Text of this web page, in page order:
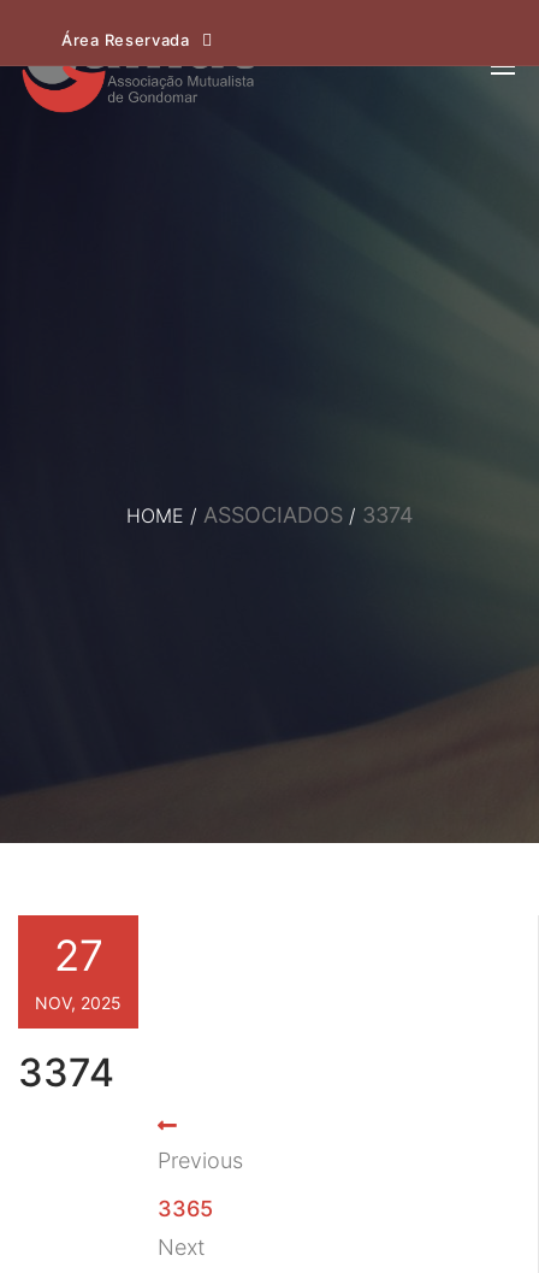
Área Reservada
HOME / ASSOCIADOS / 3374
3374
27
NOV, 2025
Previous
3365
Next